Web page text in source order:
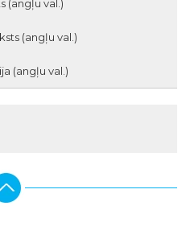
(angļu val.)
(angļu val.)
(angļu val.)